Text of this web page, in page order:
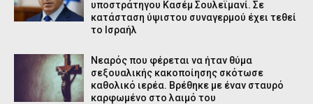
υποστράτηγου Κασέμ Σουλεϊμανί. Σε
κατάσταση ύψιστου συναγερμού έχει τεθεί
το Ισραήλ
Νεαρός που φέρεται να ήταν θύμα
σεξουαλικής κακοποίησης σκότωσε
καθολικό ιερέα. Βρέθηκε με έναν σταυρό
καρφωμένο στο λαιμό του